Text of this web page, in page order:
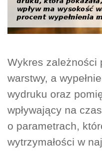
Wykres zależności
warstwy, a
wydruku oraz
wpływający na
o parametrach,
wytrzymałości w